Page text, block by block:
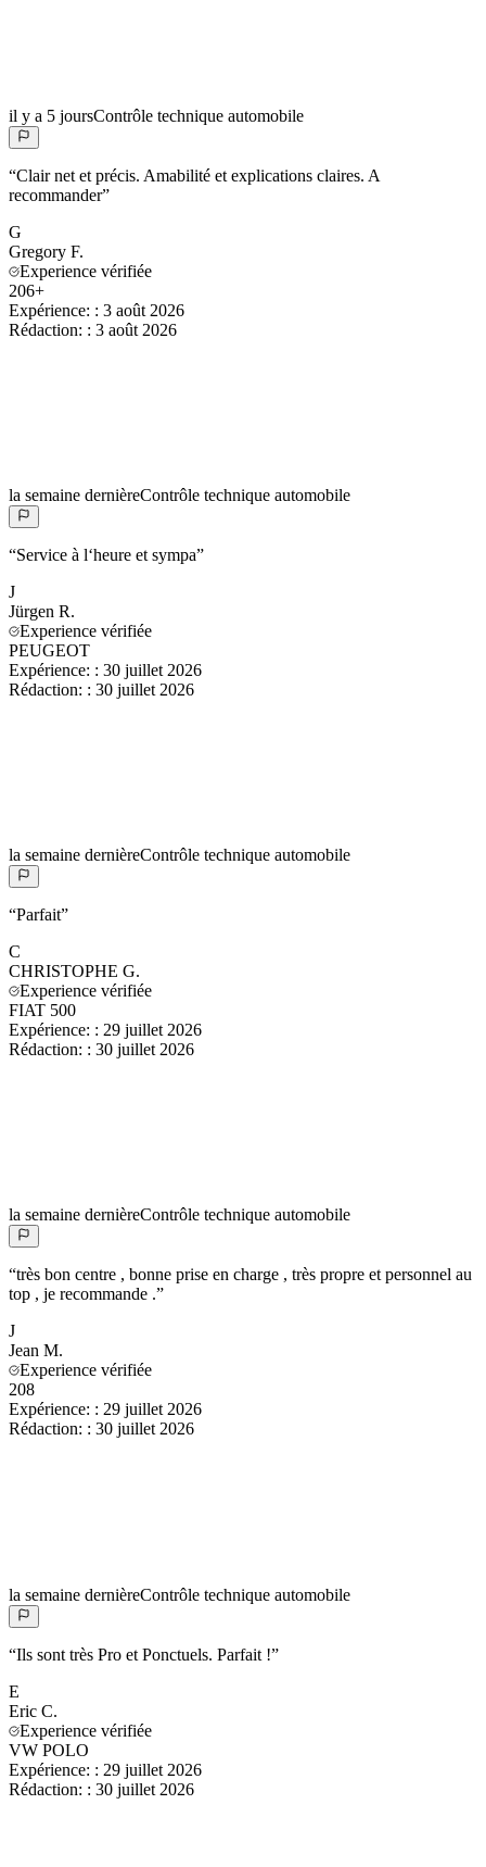
il y a 5 joursContrôle technique automobile
“Clair net et précis. Amabilité et explications claires. A
recommander”
G
Gregory F.
Experience vérifiée
206+
Expérience: : 3 août 2026
Rédaction: : 3 août 2026
la semaine dernièreContrôle technique automobile
“Service à l‘heure et sympa”
J
Jürgen R.
Experience vérifiée
PEUGEOT
Expérience: : 30 juillet 2026
Rédaction: : 30 juillet 2026
la semaine dernièreContrôle technique automobile
“Parfait”
C
CHRISTOPHE G.
Experience vérifiée
FIAT 500
Expérience: : 29 juillet 2026
Rédaction: : 30 juillet 2026
la semaine dernièreContrôle technique automobile
“très bon centre , bonne prise en charge , très propre et personnel au
top , je recommande .”
J
Jean M.
Experience vérifiée
208
Expérience: : 29 juillet 2026
Rédaction: : 30 juillet 2026
la semaine dernièreContrôle technique automobile
“Ils sont très Pro et Ponctuels. Parfait !”
E
Eric C.
Experience vérifiée
VW POLO
Expérience: : 29 juillet 2026
Rédaction: : 30 juillet 2026